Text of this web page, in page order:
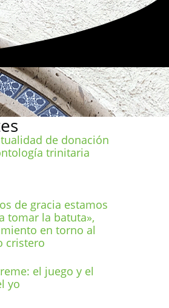
de donación
trinitaria
de gracia estamos
tomar la batuta»,
en torno al
cristero
el juego y el
yo